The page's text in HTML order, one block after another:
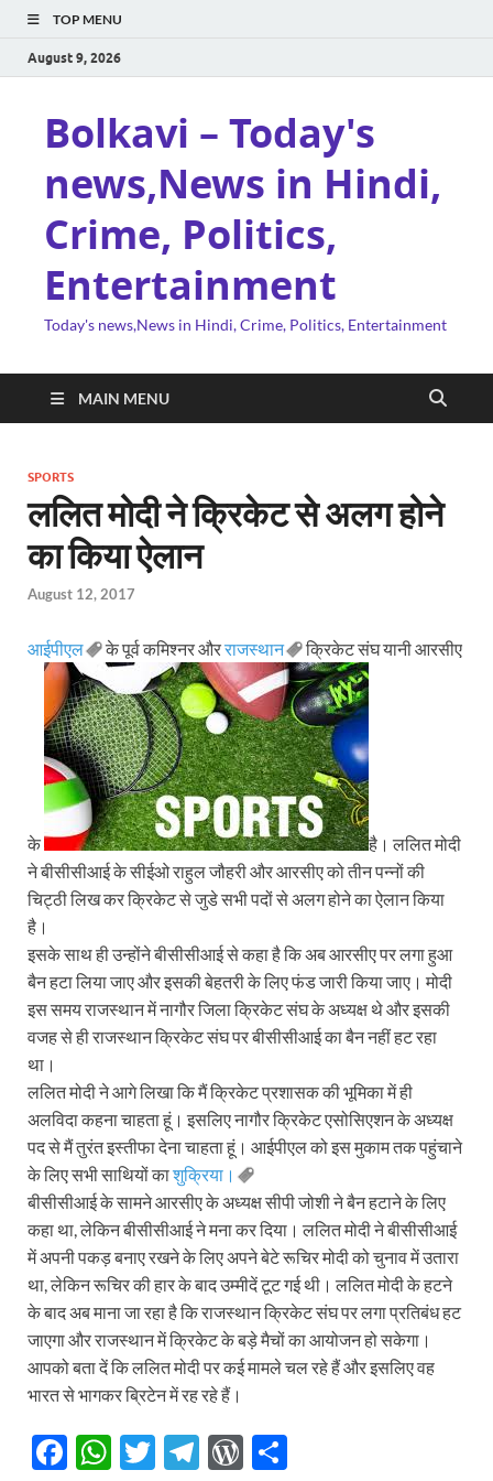
TOP MENU
August 9, 2026
Bolkavi – Today's
news,News in Hindi,
Crime, Politics,
Entertainment
Today's news,News in Hindi, Crime, Politics, Entertainment
MAIN MENU
SPORTS
ललित मोदी ने क्रिकेट से अलग होने
का किया ऐलान
August 12, 2017
आईपीएल के पूर्व कमिश्नर औरराजस्थान क्रिकेट संघ यानी आरसीए
के
है। ललित मोदी
ने बीसीसीआई के सीईओ राहुल जौहरी और आरसीए को तीन पन्नों की
चिट्ठी लिख कर क्रिकेट से जुडे सभी पदों से अलग होने का ऐलान किया
है।
इसके साथ ही उन्होंने बीसीसीआई से कहा है कि अब आरसीए पर लगा हुआ
बैन हटा लिया जाए और इसकी बेहतरी के लिए फंड जारी किया जाए। मोदी
इस समय राजस्थान में नागौर जिला क्रिकेट संघ के अध्यक्ष थे और इसकी
वजह से ही राजस्थान क्रिकेट संघ पर बीसीसीआई का बैन नहीं हट रहा
था।
ललित मोदी ने आगे लिखा कि मैं क्रिकेट प्रशासक की भूमिका में ही
अलविदा कहना चाहता हूं। इसलिए नागौर क्रिकेट एसोसिएशन के अध्यक्ष
पद से मैं तुरंत इस्तीफा देना चाहता हूं। आईपीएल को इस मुकाम तक पहुंचाने
के लिए सभी साथियों काशुक्रिया।
बीसीसीआई के सामने आरसीए के अध्यक्ष सीपी जोशी ने बैन हटाने के लिए
कहा था, लेकिन बीसीसीआई ने मना कर दिया। ललित मोदी ने बीसीसीआई
में अपनी पकड़ बनाए रखने के लिए अपने बेटे रूचिर मोदी को चुनाव में उतारा
था, लेकिन रूचिर की हार के बाद उम्मीदें टूट गई थी। ललित मोदी के हटने
के बाद अब माना जा रहा है कि राजस्थान क्रिकेट संघ पर लगा प्रतिबंध हट
जाएगा और राजस्थान में क्रिकेट के बड़े मैचों का आयोजन हो सकेगा।
आपको बता दें कि ललित मोदी पर कई मामले चल रहे हैं और इसलिए वह
भारत से भागकर ब्रिटेन में रह रहे हैं।
F
W T
T
W